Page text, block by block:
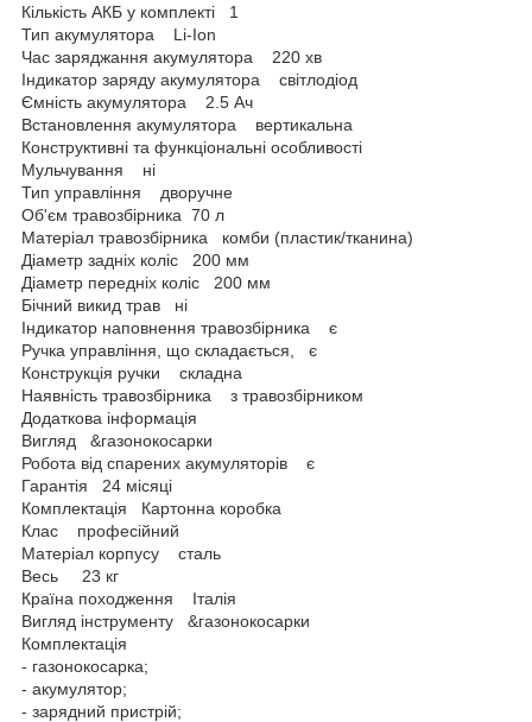
Кількість АКБ у комплекті 1
Тип акумулятора Li-Ion
Час заряджання акумулятора 220 хв
Індикатор заряду акумулятора світлодіод
Ємність акумулятора 2.5 Ач
Встановлення акумулятора вертикальна
Конструктивні та функціональні особливості
Мульчування ні
Тип управління дворучне
Об'єм травозбірника 70 л
Матеріал травозбірника комби (пластик/тканина)
Діаметр задніх коліс 200 мм
Діаметр передніх коліс 200 мм
Бічний викид трав ні
Індикатор наповнення травозбірника є
Ручка управління, що складається, є
Конструкція ручки складна
Наявність травозбірника з травозбірником
Додаткова інформація
Вигляд &газонокосарки
Робота від спарених акумуляторів є
Гарантія 24 місяці
Комплектація Картонна коробка
Клас професійний
Матеріал корпусу сталь
Весь 23 кг
Країна походження Італія
Вигляд інструменту &газонокосарки
Комплектація
- газонокосарка;
- акумулятор;
- зарядний пристрій;